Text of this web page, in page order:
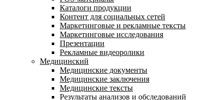
Каталоги продукции
Контент для социальных сетей
Маркетинговые и рекламные тексты
Маркетинговые исследования
Презентации
Рекламные видеоролики
Медицинский
Медицинские документы
Медицинские заключения
Медицинские тексты
Результаты анализов и обследований